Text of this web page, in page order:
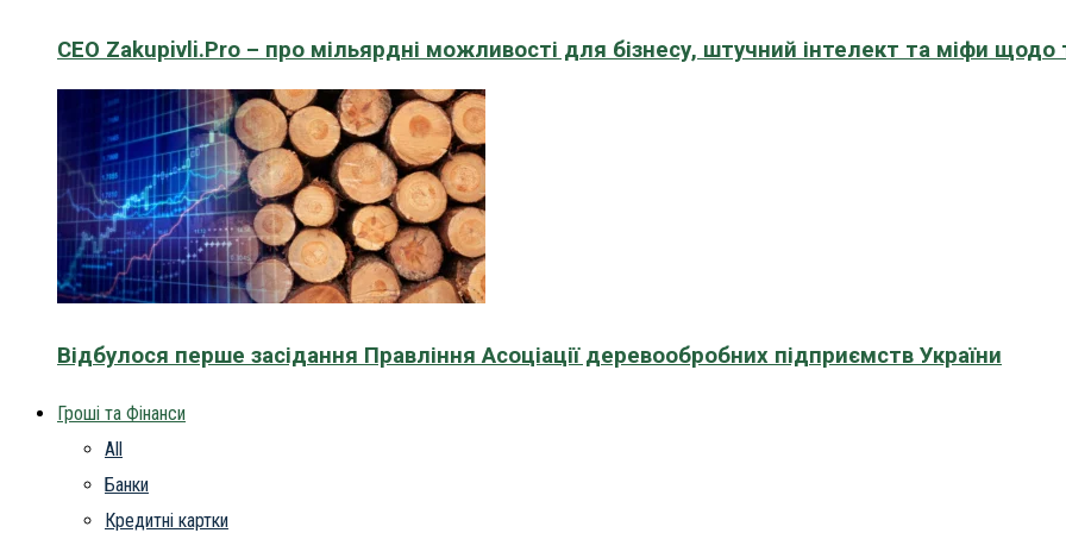
CEO Zakupivli.Pro – про мільярдні можливості для бізнесу, штучний інтелект та міфи щодо
Відбулося перше засідання Правління Асоціації деревообробних підприємств України
Гроші та Фінанси
All
Банки
Кредитні картки